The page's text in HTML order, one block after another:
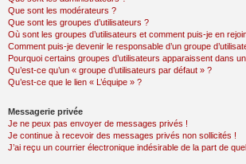
Que sont les modérateurs ?
Que sont les groupes d’utilisateurs ?
Où sont les groupes d’utilisateurs et comment puis-je en
Comment puis-je devenir le responsable d’un groupe
Pourquoi certains groupes d’utilisateurs apparaissent dans
Qu’est-ce qu’un « groupe d’utilisateurs par défaut » ?
Qu’est-ce que le lien « L’équipe » ?
Messagerie privée
Je ne peux pas envoyer de messages privés !
Je continue à recevoir des messages privés non sollicités !
J’ai reçu un courrier électronique indésirable de la part de